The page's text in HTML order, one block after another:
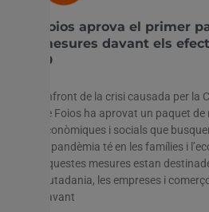
Foios aprova el primer
mesures davant els
19
Enfront de la crisi causada per la
de Foios ha aprovat un paquet de
econòmiques i socials que
la pandèmia té en les famílies i
Aquestes mesures estan
ciutadania, les empreses i
davant